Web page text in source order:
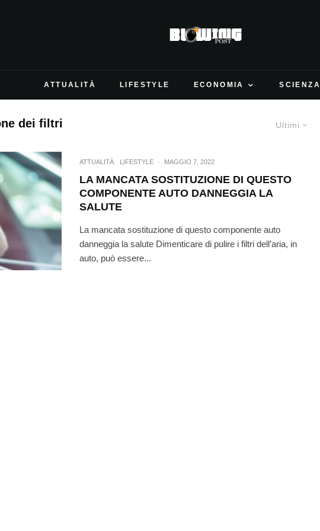
ATTUALITÀ LIFESTYLE ECONOMIA SCIENZA
Ultimi
dei filtri
ATTUALITÀ LIFESTYLE · MAGGIO 7, 2022
LA MANCATA SOSTITUZIONE DI QUESTO
COMPONENTE AUTO DANNEGGIA LA
SALUTE
La mancata sostituzione di questo componente auto
danneggia la salute Dimenticare di pulire i filtri dell’aria, in
auto, può essere...